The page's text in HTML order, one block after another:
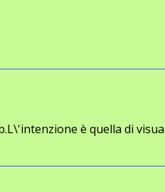
è quella di